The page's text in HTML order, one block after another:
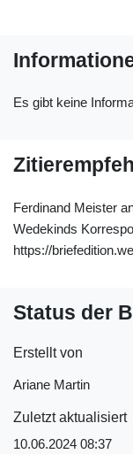
Es gibt keine
Ferdinand Meister
Wedekinds
https://
Status der
Erstellt von
Ariane Martin
Zuletzt aktualisiert
10.06.2024 08:37